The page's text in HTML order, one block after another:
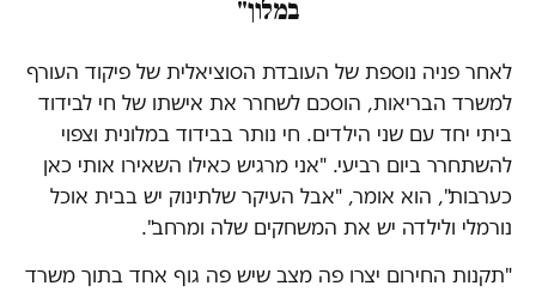
במלון"
לאחר פניה נוספת של העובדת הסוציאלית של פיקוד העורף
למשרד הבריאות, הוסכם לשחרר את אישתו של חי לבידוד
ביתי יחד עם שני הילדים. חי נותר בבידוד במלונית וצפוי
להשתחרר ביום רביעי. "אני מרגיש כאילו השאירו אותי כאן
כערבות", הוא אומר, "אבל העיקר שלתינוק יש בבית אוכל
נורמלי ולילדה יש את המשחקים שלה ומרחב".
"תקנות החירום יצרו פה מצב שיש פה גוף אחד בתוך משרד